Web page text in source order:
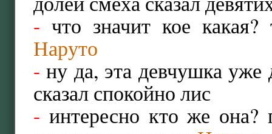
- что значит кое
Наруто
- ну да, эта девчушка уже
сказал спокойно лис
- интересно кто же